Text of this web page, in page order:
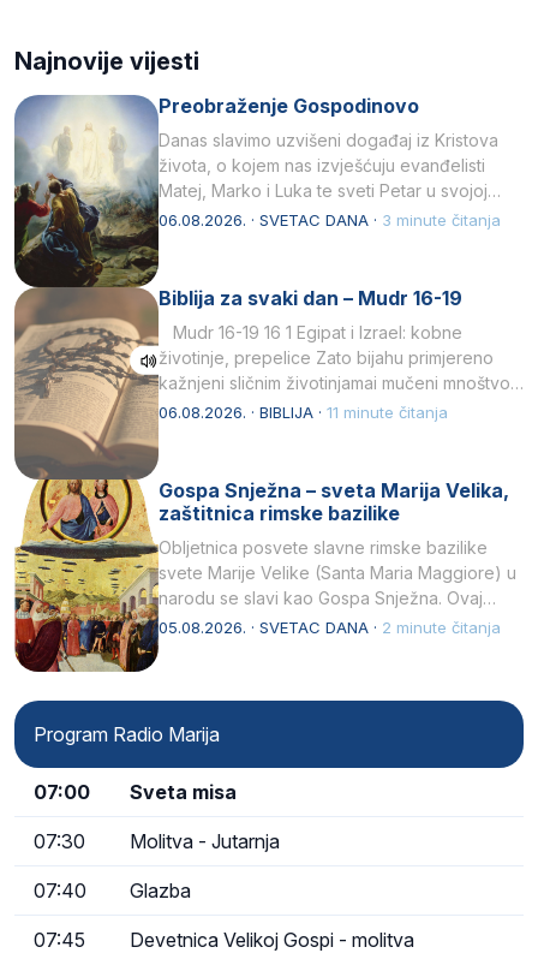
Najnovije vijesti
Preobraženje Gospodinovo
Danas slavimo uzvišeni događaj iz Kristova
života, o kojem nas izvješćuju evanđelisti
Matej, Marko i Luka te sveti Petar u svojoj
drugoj…
06.08.2026. · SVETAC DANA · 3 minute čitanja
Biblija za svaki dan – Mudr 16-19
Mudr 16-19 16 1 Egipat i Izrael: kobne
životinje, prepelice Zato bijahu primjereno
kažnjeni sličnim životinjamai mučeni mnoštvom
kukaca.2 A narod…
06.08.2026. · BIBLIJA · 11 minute čitanja
Gospa Snježna – sveta Marija Velika,
zaštitnica rimske bazilike
Obljetnica posvete slavne rimske bazilike
svete Marije Velike (Santa Maria Maggiore) u
narodu se slavi kao Gospa Snježna. Ovaj
naziv, Sancta Maria…
05.08.2026. · SVETAC DANA · 2 minute čitanja
Program Radio Marija
07:00 Sveta misa
07:30 Molitva - Jutarnja
07:40 Glazba
07:45 Devetnica Velikoj Gospi - molitva